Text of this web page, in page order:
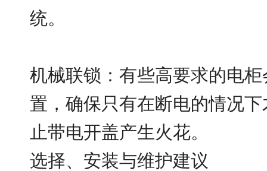
统。
机械联锁：有些高要求的电
置，确保只有在断电的情况
止带电开盖产生火花。
选择、安装与维护建议